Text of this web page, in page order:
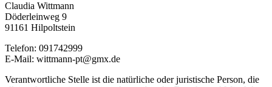
Claudia Wittmann
Döderleinweg 9
91161 Hilpoltstein
Telefon: 091742999
E-Mail: wittmann-pt@gmx.de
Verantwortliche Stelle ist die natürliche oder juristische Person, die